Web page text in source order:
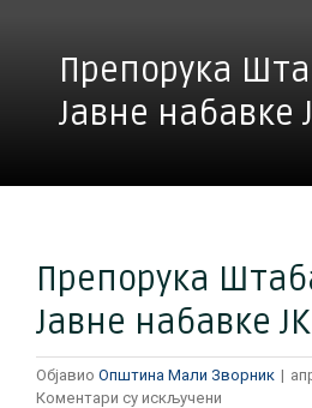
Препорука
Јавне набавке
Препорука
Јавне набавке
Објавио Општина Мали Зворник |
Коментари су искључени